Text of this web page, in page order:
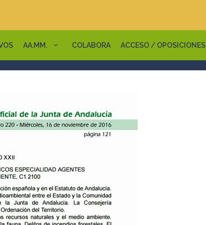
AA.MM. COLABORA ACCESO / OPOSICIONES